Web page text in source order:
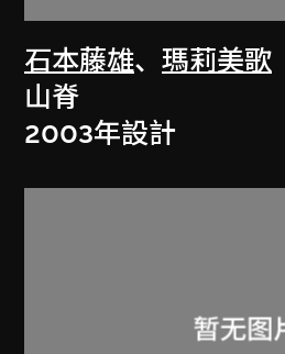
石本藤雄、瑪莉美歌
山脊
2003年設計